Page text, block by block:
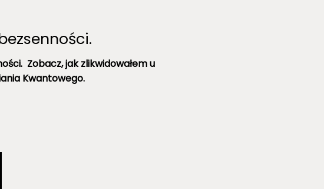
Zobacz, jak zlikwidowałem u
Kwantowego.